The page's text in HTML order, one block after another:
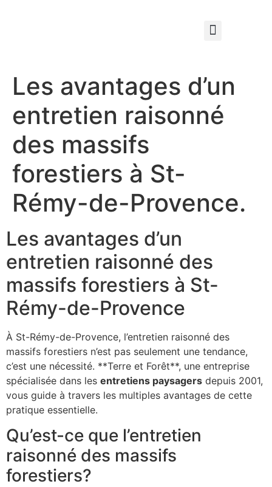
Les avantages d’un
entretien raisonné
des massifs
forestiers à St-
Rémy-de-Provence.
Les avantages d’un
entretien raisonné des
massifs forestiers à St-
Rémy-de-Provence
À St-Rémy-de-Provence, l’entretien raisonné des
massifs forestiers n’est pas seulement une tendance,
c’est une nécessité. **Terre et Forêt**, une entreprise
spécialisée dans les entretiens paysagers depuis 2001,
vous guide à travers les multiples avantages de cette
pratique essentielle.
Qu’est-ce que l’entretien
raisonné des massifs
forestiers?